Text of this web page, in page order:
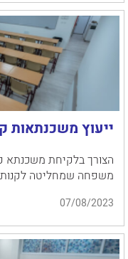
ייעוץ משכנתאות
הצורך בלקיחת משכנתא
משפחה שמחליטה
07/08/2023